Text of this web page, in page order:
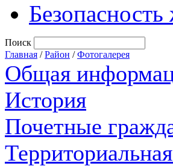
Поиск
Главная /Район /Фотогалерея
Общая
История
Почетные